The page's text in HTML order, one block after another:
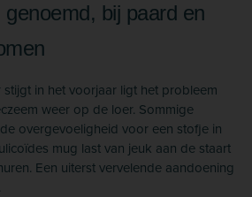
bij paard en
in het voorjaar ligt het probleem
weer op de loer. Sommige
overgevoeligheid voor een stofje in
mug last van jeuk aan de staart
Een uiterst vervelende aandoening